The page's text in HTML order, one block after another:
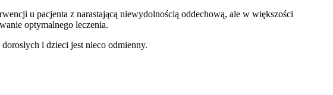
u pacjenta z narastającą niewydolnością oddechową, ale w większości
optymalnego leczenia.
i dzieci jest nieco odmienny.